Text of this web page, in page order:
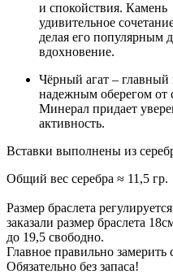
и спокойствия. Камень
удивительное
делая его популярным
вдохновение.
Чёрный агат – главный
надежным оберегом от
Минерал придает
активность.
Вставки выполнены из
Общий вес серебра ≈ 11,5 гр.
Размер браслета
заказали размер браслета
до 19,5 свободно.
Главное правильно замерить
Обязательно без запаса!